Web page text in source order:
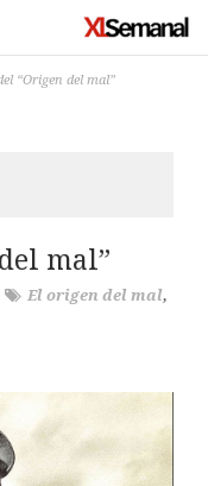
“Origen del mal”
mal”
El origen del mal,